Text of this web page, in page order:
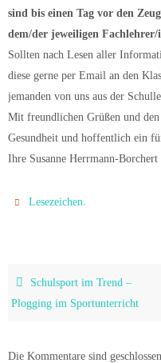
sind bis einen Tag vor den
dem/der jeweiligen
Sollten nach Lesen aller
diese gerne per Email an den
jemanden von uns aus der
Mit freundlichen Grüßen und
Gesundheit und hoffentlich ein
Ihre Susanne Herrmann-Borchert
Lesezeichen.
Schulsport im Trend –
Plogging im Sportunterricht
Die Kommentare sind